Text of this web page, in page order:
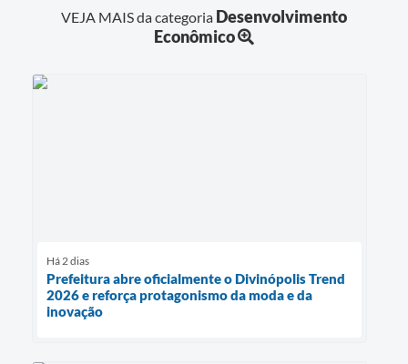
VEJA MAIS da categoria Desenvolvimento
Econômico
Há 2 dias
Prefeitura abre oficialmente o Divinópolis Trend
2026 e reforça protagonismo da moda e da
inovação